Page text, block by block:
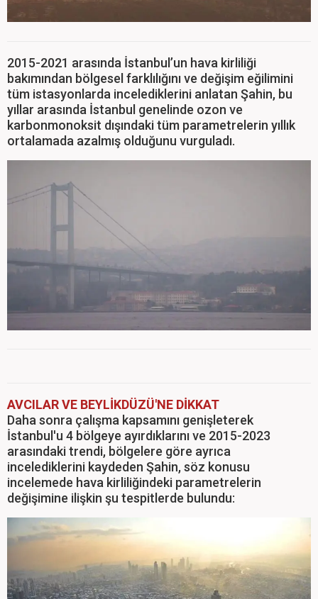
2015-2021 arasında İstanbul’un hava kirliliği
bakımından bölgesel farklılığını ve değişim eğilimini
tüm istasyonlarda incelediklerini anlatan Şahin, bu
yıllar arasında İstanbul genelinde ozon ve
karbonmonoksit dışındaki tüm parametrelerin yıllık
ortalamada azalmış olduğunu vurguladı.
AVCILAR VE BEYLİKDÜZÜ'NE DİKKAT
Daha sonra çalışma kapsamını genişleterek
İstanbul'u 4 bölgeye ayırdıklarını ve 2015-2023
arasındaki trendi, bölgelere göre ayrıca
incelediklerini kaydeden Şahin, söz konusu
incelemede hava kirliliğindeki parametrelerin
değişimine ilişkin şu tespitlerde bulundu: